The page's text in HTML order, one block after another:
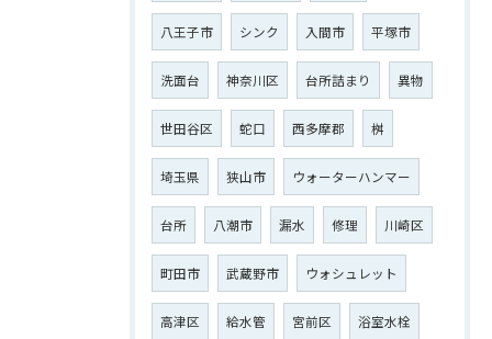
八王子市 シンク 入間市 平塚市
洗面台 神奈川区 台所詰まり 異物
世田谷区 蛇口 西多摩郡 桝
埼玉県 狭山市 ウォーターハンマー
台所 八潮市 漏水 修理 川崎区
町田市 武蔵野市 ウォシュレット
高津区 給水管 宮前区 浴室水栓